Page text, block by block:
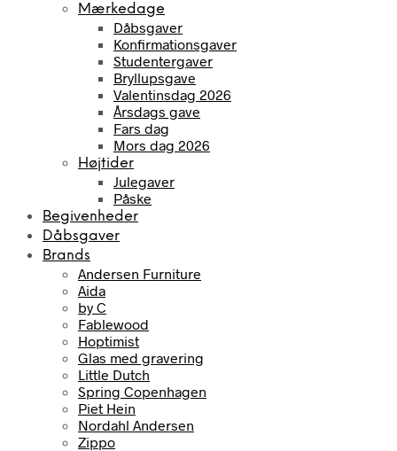
Mærkedage
Dåbsgaver
Konfirmationsgaver
Studentergaver
Bryllupsgave
Valentinsdag 2026
Årsdags gave
Fars dag
Mors dag 2026
Højtider
Julegaver
Påske
Begivenheder
Dåbsgaver
Brands
Andersen Furniture
Aida
by C
Fablewood
Hoptimist
Glas med gravering
Little Dutch
Spring Copenhagen
Piet Hein
Nordahl Andersen
Zippo